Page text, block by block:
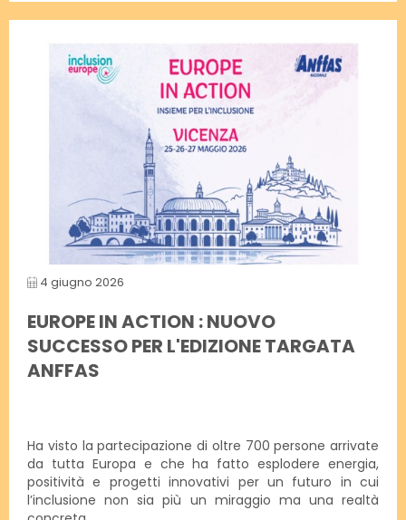
4 giugno 2026
EUROPE IN ACTION : NUOVO
SUCCESSO PER L'EDIZIONE TARGATA
ANFFAS
Ha visto la partecipazione di oltre 700 persone arrivate
da tutta Europa e che ha fatto esplodere energia,
positività e progetti innovativi per un futuro in cui
l’inclusione non sia più un miraggio ma una realtà